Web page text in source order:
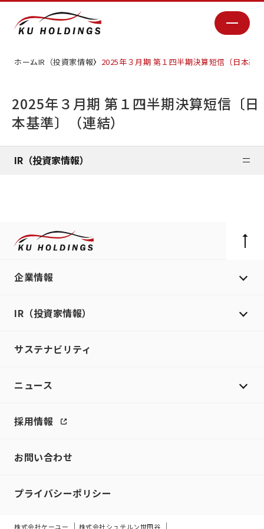
ホームIR（投資家情報） 2025年３月期 第１四半期決算短信〔日本基
2025年３月期 第１四半期決算短信〔日
本基準〕（連結）
IR（投資家情報）
企業情報
IR（投資家情報）
サステナビリティ
ニュース
採用情報
お問い合わせ
プライバシーポリシー
株式会社ケーユー 株式会社シュテルン世田谷